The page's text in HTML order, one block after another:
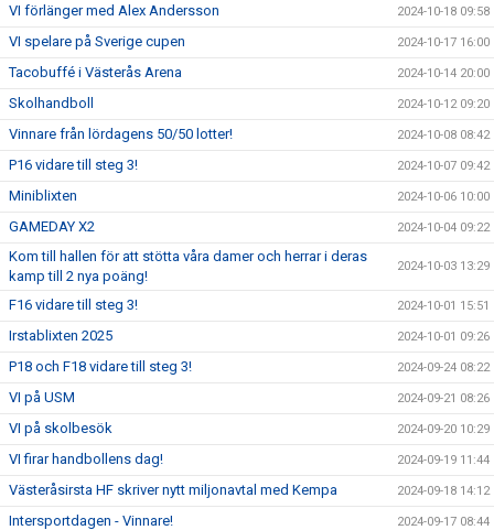
VI förlänger med Alex Andersson 2024-10-18 09:58
VI spelare på Sverige cupen 2024-10-17 16:00
Tacobuffé i Västerås Arena 2024-10-14 20:00
Skolhandboll 2024-10-12 09:20
Vinnare från lördagens 50/50 lotter! 2024-10-08 08:42
P16 vidare till steg 3! 2024-10-07 09:42
Miniblixten 2024-10-06 10:00
GAMEDAY X2 2024-10-04 09:22
Kom till hallen för att stötta våra damer och herrar i deras
kamp till 2 nya poäng!
2024-10-03 13:29
F16 vidare till steg 3! 2024-10-01 15:51
Irstablixten 2025 2024-10-01 09:26
P18 och F18 vidare till steg 3! 2024-09-24 08:22
VI på USM 2024-09-21 08:26
VI på skolbesök 2024-09-20 10:29
VI firar handbollens dag! 2024-09-19 11:44
Västeråsirsta HF skriver nytt miljonavtal med Kempa 2024-09-18 14:12
Intersportdagen - Vinnare! 2024-09-17 08:44